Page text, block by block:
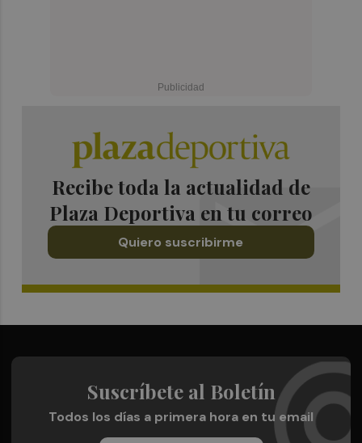
Recibe toda la actualidad de
Plaza Deportiva en tu correo
Quiero suscribirme
Suscríbete al Boletín
Todos los días a primera hora en tu email